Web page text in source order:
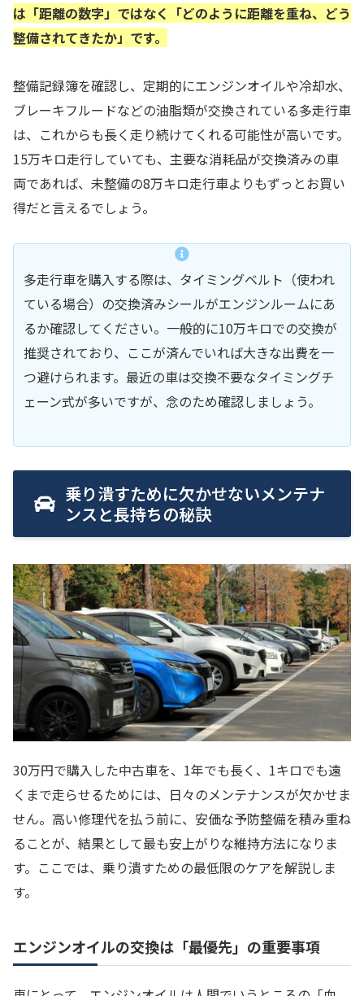
は「距離の数字」ではなく「どのように距離を重ね、どう
整備されてきたか」です。
整備記録簿を確認し、定期的にエンジンオイルや冷却水、
ブレーキフルードなどの油脂類が交換されている多走行車
は、これからも長く走り続けてくれる可能性が高いです。
15万キロ走行していても、主要な消耗品が交換済みの車
両であれば、未整備の8万キロ走行車よりもずっとお買い
得だと言えるでしょう。
多走行車を購入する際は、タイミングベルト（使われ
ている場合）の交換済みシールがエンジンルームにあ
るか確認してください。一般的に10万キロでの交換が
推奨されており、ここが済んでいれば大きな出費を一
つ避けられます。最近の車は交換不要なタイミングチ
ェーン式が多いですが、念のため確認しましょう。
乗り潰すために欠かせないメンテナ
ンスと長持ちの秘訣
30万円で購入した中古車を、1年でも長く、1キロでも遠
くまで走らせるためには、日々のメンテナンスが欠かせま
せん。高い修理代を払う前に、安価な予防整備を積み重ね
ることが、結果として最も安上がりな維持方法になりま
す。ここでは、乗り潰すための最低限のケアを解説しま
す。
エンジンオイルの交換は「最優先」の重要事項